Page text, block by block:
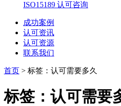
ISO15189 认可咨询
成功案例
认可资讯
认可资源
联系我们
首页 > 标签：认可需要多久
标签：认可需要